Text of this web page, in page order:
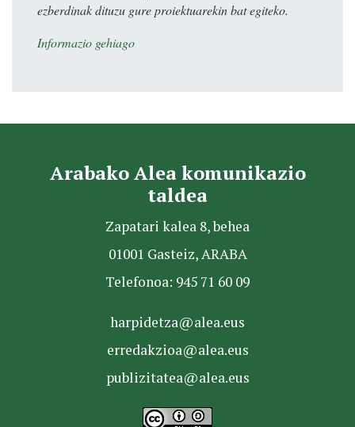
ezberdinak dituzu gure proiektuarekin bat egiteko.
Informazio gehiago
Arabako Alea komunikazio
taldea
Zapatari kalea 8, behea
01001 Gasteiz, ARABA
Telefonoa: 945 71 60 09
harpidetza@alea.eus
erredakzioa@alea.eus
publizitatea@alea.eus